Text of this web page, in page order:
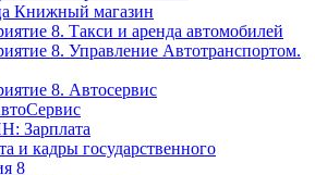
Книжный магазин
8. Такси и аренда автомобилей
8. Управление Автотранспортом.
8. Автосервис
Зарплата
и кадры государственного
8